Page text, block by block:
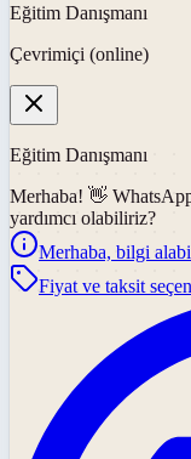
Eğitim Danışmanı
Çevrimiçi (online)
Eğitim Danışmanı
Merhaba! 👋
yardımcı olabiliriz?
Merhaba, bilgi
Fiyat ve taksit